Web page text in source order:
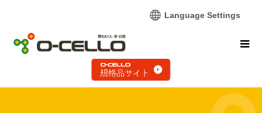
Language Settings